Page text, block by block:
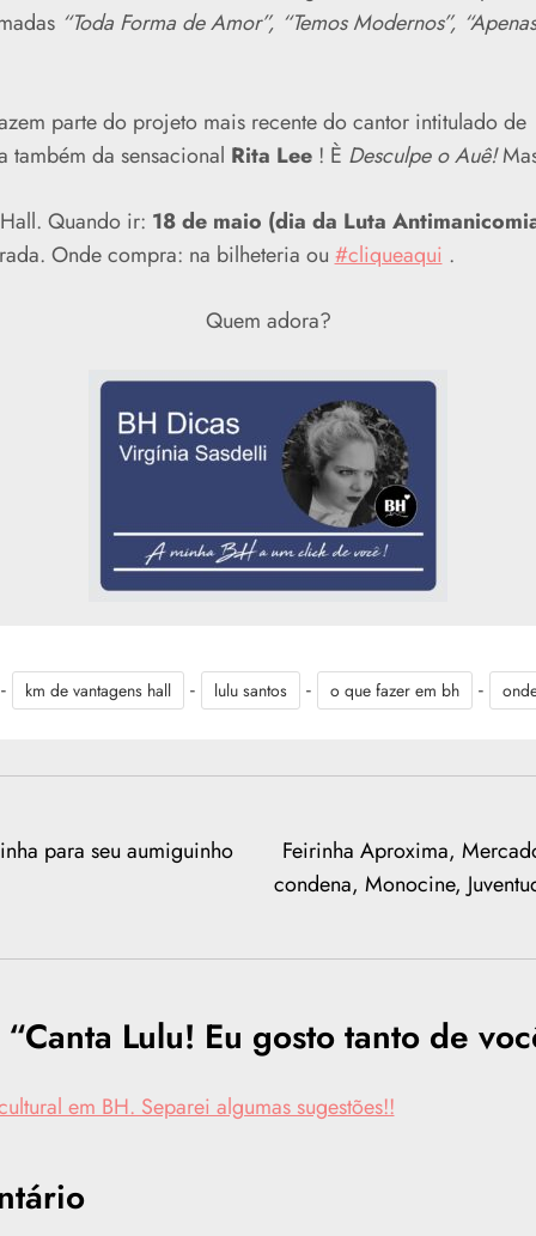
“Toda Forma de Amor”, “Temos Modernos”,
parte do projeto mais recente do cantor intitulado de
também da sensacional Rita Lee ! È Desculpe o Auê!
Quando ir: 18 de maio (dia da Luta
Onde compra: na bilheteria ou #cliqueaqui .
Quem adora?
km de vantagens hall - lulu santos - o que fazer em bh -
para seu aumiguinho
Feirinha Aproxima,
condena, Monocine,
Canta Lulu! Eu gosto tanto de
em BH. Separei algumas sugestões!!